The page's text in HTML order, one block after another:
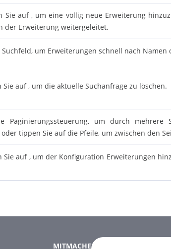
Sie auf , um eine völlig neue Erweiterung
der Erweiterung weitergeleitet.
Suchfeld, um Erweiterungen schnell nach Namen
auf , um die aktuelle Suchanfrage zu löschen.
Paginierungssteuerung, um durch mehrere
tippen Sie auf die Pfeile, um zwischen den
Sie auf , um der Konfiguration Erweiterungen
MITMACHEN